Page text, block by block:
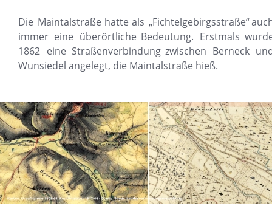
Die Maintalstraße hatte als „Fichtelgebirgsstraße“
immer eine überörtliche Bedeutung. Erstmals
1862 eine Straßenverbindung zwischen Berneck
Wunsiedel angelegt, die Maintalstraße hieß.